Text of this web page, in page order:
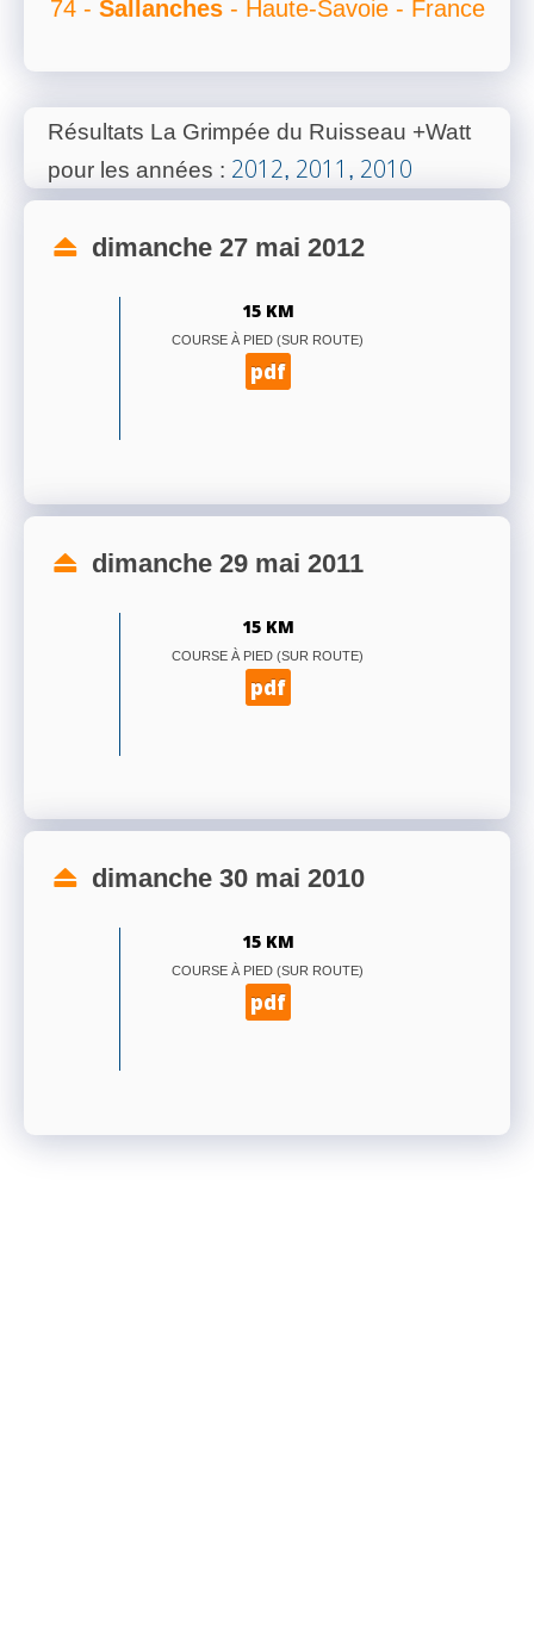
74 - Sallanches - Haute-Savoie - France
Résultats La Grimpée du Ruisseau +Watt
pour les années : 2012, 2011 , 2010
dimanche 27 mai 2012
15 KM
COURSE À PIED (SUR ROUTE)
pdf
dimanche 29 mai 2011
15 KM
COURSE À PIED (SUR ROUTE)
pdf
dimanche 30 mai 2010
15 KM
COURSE À PIED (SUR ROUTE)
pdf